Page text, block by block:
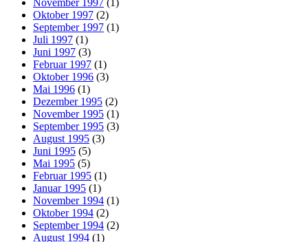
Oktober 1997 (2)
September 1997 (1)
Juli 1997 (1)
Juni 1997 (3)
Februar 1997 (1)
Oktober 1996 (3)
Mai 1996 (1)
Dezember 1995 (2)
November 1995 (1)
September 1995 (3)
August 1995 (3)
Juni 1995 (5)
Mai 1995 (5)
Februar 1995 (1)
Januar 1995 (1)
November 1994 (1)
Oktober 1994 (2)
September 1994 (2)
August 1994 (1)